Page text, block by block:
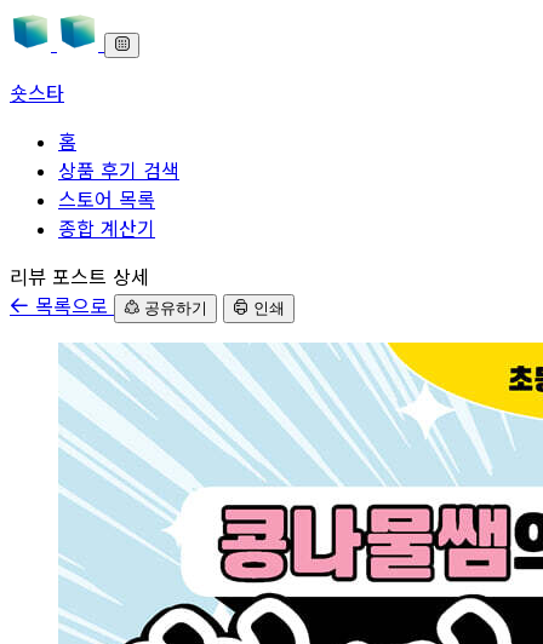
숏스타
홈
상품 후기 검색
스토어 목록
종합 계산기
본문으로 바로가기
리뷰 포스트 상세
목록으로
공유하기 인쇄